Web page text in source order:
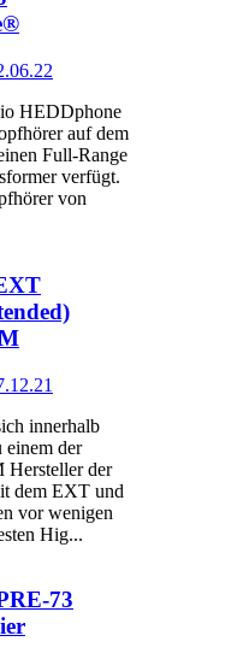
HEDDphone
auf dem
Full-Range
verfügt.
von
innerhalb
einem der
Hersteller der
dem EXT und
vor wenigen
Hig...
73